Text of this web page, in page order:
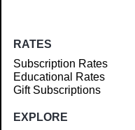
RATES
Subscription Rates
Educational Rates
Gift Subscriptions
EXPLORE